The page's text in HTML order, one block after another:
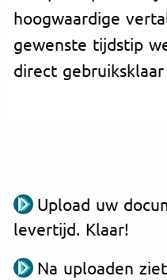
hoogwaardige
gewenste tijdstip
direct gebruiksklaar
Upload uw
levertijd. Klaar!
Na uploaden